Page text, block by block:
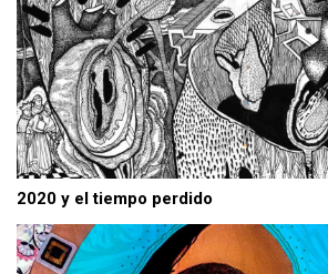
2020 y el tiempo perdido